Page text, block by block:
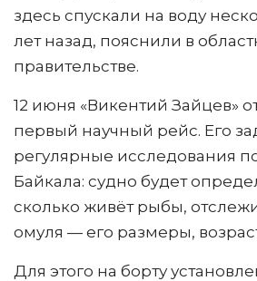
здесь спускали на воду
лет назад, пояснили в
правительстве.
12 июня «Викентий Зайцев»
первый научный рейс. Его
регулярные исследования
Байкала: судно будет
сколько живёт рыбы,
омуля — его размеры,
Для этого на борту